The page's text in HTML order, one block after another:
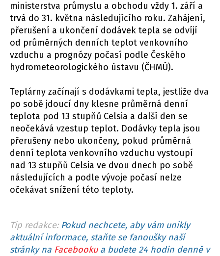
ministerstva průmyslu a obchodu vždy 1. září a
trvá do 31. května následujícího roku. Zahájení,
přerušení a ukončení dodávek tepla se odvíjí
od průměrných denních teplot venkovního
vzduchu a prognózy počasí podle Českého
hydrometeorologického ústavu (ČHMÚ).
Teplárny začínají s dodávkami tepla, jestliže dva
po sobě jdoucí dny klesne průměrná denní
teplota pod 13 stupňů Celsia a další den se
neočekává vzestup teplot. Dodávky tepla jsou
přerušeny nebo ukončeny, pokud průměrná
denní teplota venkovního vzduchu vystoupí
nad 13 stupňů Celsia ve dvou dnech po sobě
následujících a podle vývoje počasí nelze
očekávat snížení této teploty.
Tip redakce: Pokud nechcete, aby vám unikly
aktuální informace, staňte se fanoušky naší
stránky na Facebookua budete 24 hodin denně v